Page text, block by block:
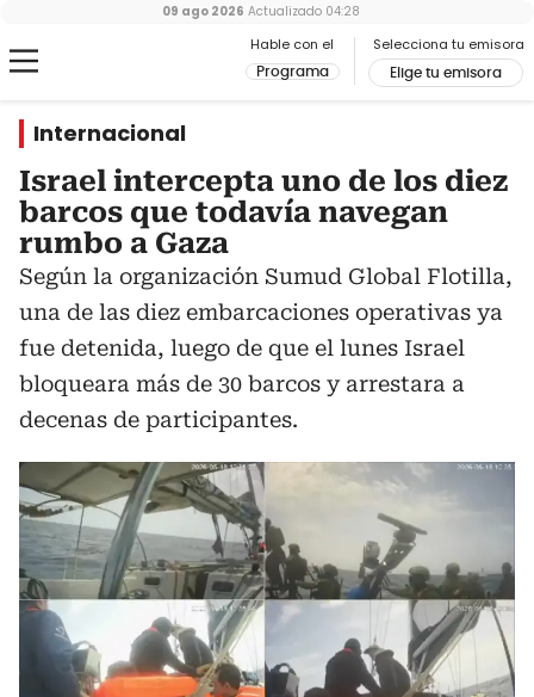
Hable con el
Programa
Selecciona tu emisora
Elige tu emisora
09 ago 2026 Actualizado 04:28
Internacional
Israel intercepta uno de los diez
barcos que todavía navegan
rumbo a Gaza
Según la organización Sumud Global Flotilla,
una de las diez embarcaciones operativas ya
fue detenida, luego de que el lunes Israel
bloqueara más de 30 barcos y arrestara a
decenas de participantes.